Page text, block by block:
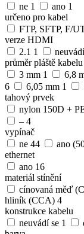
ne 1 ano 1
určeno pro kabel
FTP, SFTP, F/
verze HDMI
2.1 1
průměr pláště kabelu
3 mm 1 6,8
6
6,05 mm 1
tahový prvek
nylon 150D +
– 4
vypínač
ne 44 ano
ethernet
ano 16
materiál stínění
cínovaná měď
hliník (CCA) 4
konstrukce kabelu
neuvádí se 1